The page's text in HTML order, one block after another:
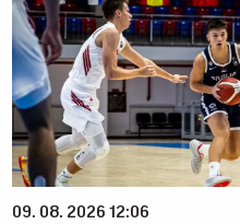
09. 08. 2026 12:06